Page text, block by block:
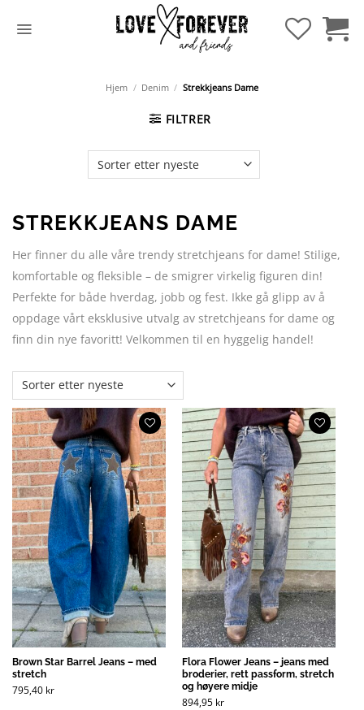
Hjem / Denim / Strekkjeans Dame
FILTRER
STREKKJEANS DAME
Her finner du alle våre trendy stretchjeans for dame! Stilige,
komfortable og fleksible – de smigrer virkelig figuren din!
Perfekte for både hverdag, jobb og fest. Ikke gå glipp av å
oppdage vårt eksklusive utvalg av stretchjeans for dame og
finn din nye favoritt! Velkommen til en hyggelig handel!
Brown Star Barrel Jeans – med
stretch
795,40 kr
Flora Flower Jeans – jeans med
broderier, rett passform, stretch
og høyere midje
894,95 kr